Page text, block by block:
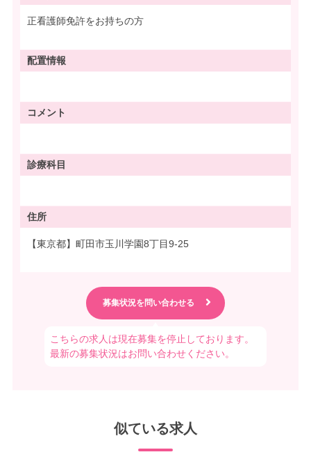
正看護師免許をお持ちの方
配置情報
コメント
診療科目
住所
【東京都】町田市玉川学園8丁目9-25
こちらの求人は現在募集を停止しております。
最新の募集状況はお問い合わせください。
似ている求人